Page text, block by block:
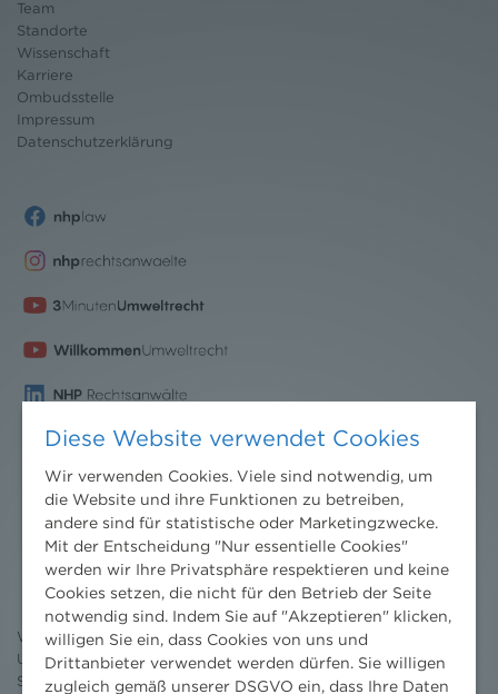
Team
Standorte
Wissenschaft
Karriere
Ombudsstelle
Impressum
Datenschutzerklärung
Nachrichten
News aktuell
Newsletter
3 Minuten Umweltrecht
Willkommen Umweltrecht
Umweltrechtsblog
Seminare
Diese Website verwendet Cookies
Wir verwenden Cookies. Viele sind notwendig, um
die Website und ihre Funktionen zu betreiben,
andere sind für statistische oder Marketingzwecke.
Mit der Entscheidung "Nur essentielle Cookies"
werden wir Ihre Privatsphäre respektieren und keine
Cookies setzen, die nicht für den Betrieb der Seite
notwendig sind. Indem Sie auf "Akzeptieren" klicken,
willigen Sie ein, dass Cookies von uns und
Drittanbieter verwendet werden dürfen. Sie willigen
zugleich gemäß unserer DSGVO ein, dass Ihre Daten